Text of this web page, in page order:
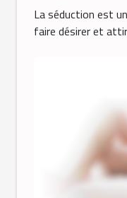
connaître
charisme ?
La séduction est
faire désirer et